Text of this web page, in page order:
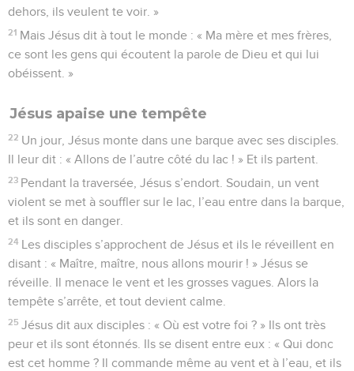
dehors, ils veulent te voir. »
21 Mais Jésus dit à tout le monde : « Ma mère et mes frères,
ce sont les gens qui écoutent la parole de Dieu et qui lui
obéissent. »
Jésus apaise une tempête
22 Un jour, Jésus monte dans une barque avec ses disciples.
Il leur dit : « Allons de l’autre côté du lac ! » Et ils partent.
23 Pendant la traversée, Jésus s’endort. Soudain, un vent
violent se met à souffler sur le lac, l’eau entre dans la barque,
et ils sont en danger.
24 Les disciples s’approchent de Jésus et ils le réveillent en
disant : « Maître, maître, nous allons mourir ! » Jésus se
réveille. Il menace le vent et les grosses vagues. Alors la
tempête s’arrête, et tout devient calme.
25 Jésus dit aux disciples : « Où est votre foi ? » Ils ont très
peur et ils sont étonnés. Ils se disent entre eux : « Qui donc
est cet homme ? Il commande même au vent et à l’eau, et ils